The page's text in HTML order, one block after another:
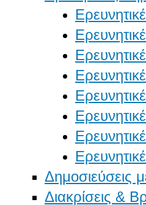
Δημοσιεύσεις
Διακρίσεις &